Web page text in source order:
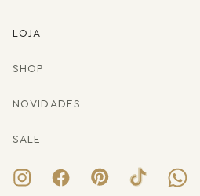
LOJA
SHOP
NOVIDADES
SALE